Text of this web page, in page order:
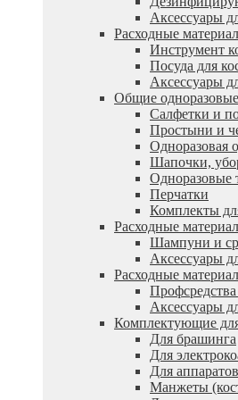
Аксессуары
Расходные
Инструмент
Посуда для
Аксессуары
Общие
Салфетки и
Простыни и
Одноразовая
Шапочки,
Одноразовые
Перчатки
Комплекты
Расходные
Шампуни и
Аксессуары
Расходные
Аксессуары
Комплектующие
Для брашинга
Для
Для
Манжеты